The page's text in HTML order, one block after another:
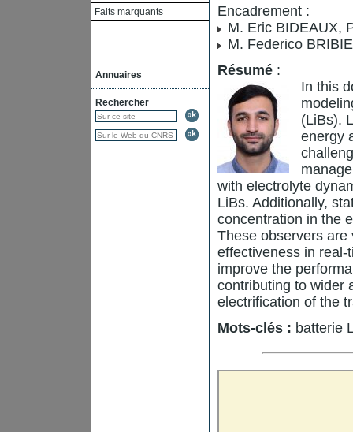
Faits marquants
Annuaires
Rechercher
Encadrement :
M. Eric BIDEAUX,
M. Federico
Résumé :
In this
(LiBs).
energy
with electrolyte
LiBs. Additionally,
concentration in the
These observers
effectiveness in
improve the
contributing to wider
electrification of the
Mots-clés : batterie